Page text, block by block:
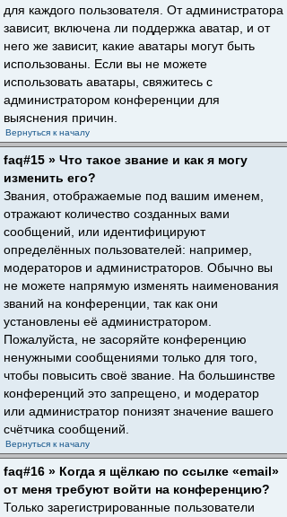
для каждого пользователя. От администратора
зависит, включена ли поддержка аватар, и от
него же зависит, какие аватары могут быть
использованы. Если вы не можете
использовать аватары, свяжитесь с
администратором конференции для
выяснения причин.
Вернуться к началу
faq#15 » Что такое звание и как я могу
изменить его?
Звания, отображаемые под вашим именем,
отражают количество созданных вами
сообщений, или идентифицируют
определённых пользователей: например,
модераторов и администраторов. Обычно вы
не можете напрямую изменять наименования
званий на конференции, так как они
установлены её администратором.
Пожалуйста, не засоряйте конференцию
ненужными сообщениями только для того,
чтобы повысить своё звание. На большинстве
конференций это запрещено, и модератор
или администратор понизят значение вашего
счётчика сообщений.
Вернуться к началу
faq#16 » Когда я щёлкаю по ссылке «email»
от меня требуют войти на конференцию?
Только зарегистрированные пользователи